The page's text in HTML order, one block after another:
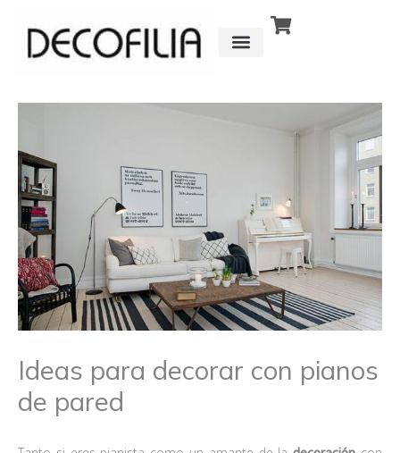
contenido
Ideas para decorar con pianos
de pared